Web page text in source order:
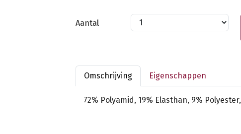
Aantal
Omschrijving Eigenschappen
72% Polyamid, 19% Elasthan, 9% Polyester,